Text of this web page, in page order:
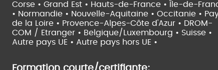
Corse • Grand Est • Hauts-de-France •
Île-de-
• Normandie • Nouvelle-Aquitaine • Occitanie •
de la Loire • Provence-Alpes-Côte d'Azur • DROM-
COM / Etranger • Belgique/Luxembourg • Suisse •
Autre pays UE • Autre pays hors UE •